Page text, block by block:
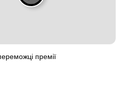
премії